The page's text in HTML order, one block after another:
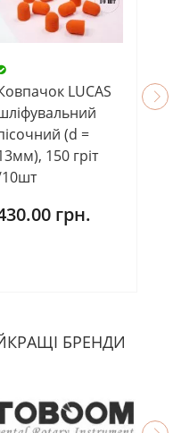
LUCAS
(d =
150 гріт
грн.
БРЕНДИ